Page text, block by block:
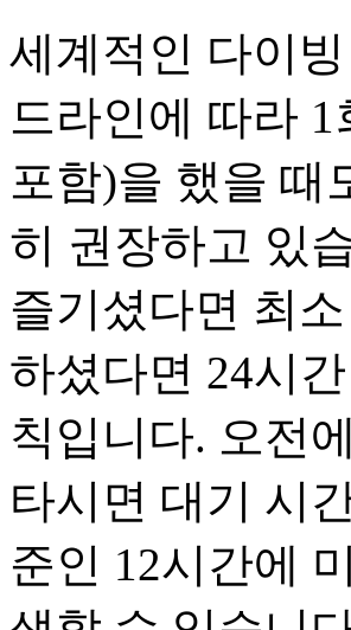
세계적인 다이
드라인에 따라
포함)을 했을 때
히 권장하고 있
즐기셨다면 최
하셨다면 24시
칙입니다. 오전
타시면 대기 시
준인 12시간에